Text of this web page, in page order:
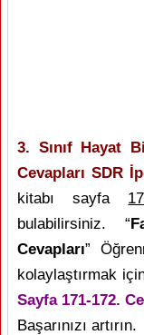
3. Sınıf Hayat
Cevapları SDR
kitabı sayfa
bulabilirsiniz. “
Cevapları”
kolaylaştırmak
Sayfa 171-172.
Başarınızı artırın.